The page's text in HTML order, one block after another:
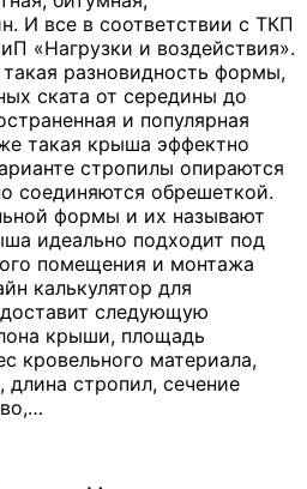
И все в соответствии с ТКП
«Нагрузки и воздействия».
разновидность формы,
ската от середины до
и популярная
такая крыша эффектно
стропилы опираются
соединяются обрешеткой.
формы и их называют
идеально подходит под
помещения и монтажа
калькулятор для
следующую
крыши, площадь
кровельного материала,
длина стропил, сечение
…